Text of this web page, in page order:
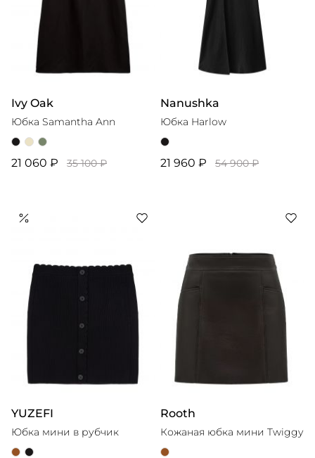
Ivy Oak
Юбка Samantha Ann
21 060 ₽ 35 100 ₽
Nanushka
Юбка Harlow
21 960 ₽ 54 900 ₽
YUZEFI
Юбка мини в рубчик
Rooth
Кожаная юбка мини Twiggy